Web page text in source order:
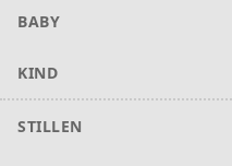
BABY
KIND
STILLEN